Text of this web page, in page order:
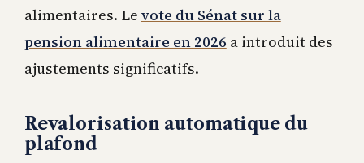
alimentaires. Le vote du Sénat sur la
pension alimentaire en 2026 a introduit des
ajustements significatifs.
Revalorisation automatique du
plafond